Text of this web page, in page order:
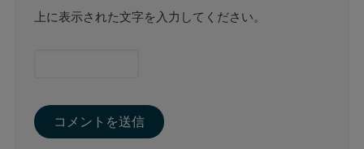
上に表示された文字を入力してください。